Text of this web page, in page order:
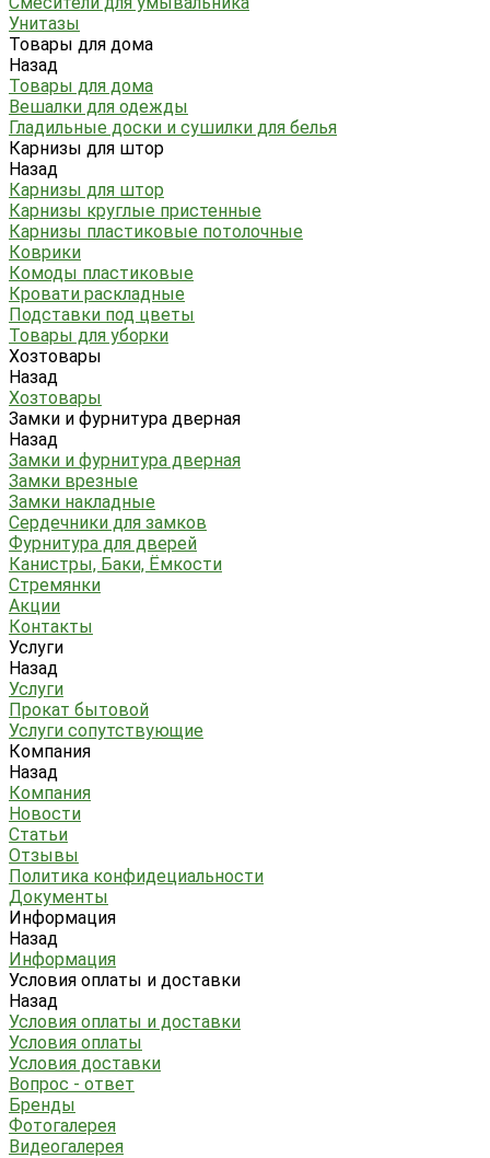
Унитазы
Товары для дома
Назад
Товары для дома
Вешалки для одежды
Гладильные доски и сушилки для белья
Карнизы для штор
Назад
Карнизы для штор
Карнизы круглые пристенные
Карнизы пластиковые потолочные
Коврики
Комоды пластиковые
Кровати раскладные
Подставки под цветы
Товары для уборки
Хозтовары
Назад
Хозтовары
Замки и фурнитура дверная
Назад
Замки и фурнитура дверная
Замки врезные
Замки накладные
Сердечники для замков
Фурнитура для дверей
Канистры, Баки, Ёмкости
Стремянки
Акции
Контакты
Услуги
Назад
Услуги
Прокат бытовой
Услуги сопутствующие
Компания
Назад
Компания
Новости
Статьи
Отзывы
Политика конфидециальности
Документы
Информация
Назад
Информация
Условия оплаты и доставки
Назад
Условия оплаты и доставки
Условия оплаты
Условия доставки
Вопрос - ответ
Бренды
Фотогалерея
Видеогалерея